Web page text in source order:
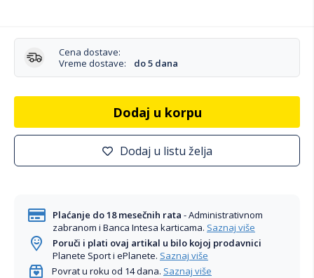
Cena dostave:
Vreme dostave:
do 5 dana
Dodaj u korpu
Dodaj u listu želja
Plaćanje do 18 mesečnih rata - Administrativnom
zabranom i Banca Intesa karticama. Saznaj više
Poruči i plati ovaj artikal u bilo kojoj prodavnici
Planete Sport i ePlanete. Saznaj više
Povrat u roku od 14 dana. Saznaj više